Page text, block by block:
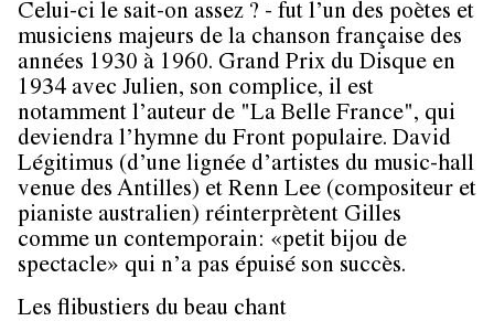
Celui-ci le sait-on assez ? - fut l’un des poètes et
musiciens majeurs de la chanson française des
années 1930 à 1960. Grand Prix du Disque en
1934 avec Julien, son complice, il est
notamment l’auteur de "La Belle France", qui
deviendra l’hymne du Front populaire. David
Légitimus (d’une lignée d’artistes du music-hall
venue des Antilles) et Renn Lee (compositeur et
pianiste australien) réinterprètent Gilles
comme un contemporain: «petit bijou de
spectacle» qui n’a pas épuisé son succès.
Les flibustiers du beau chant